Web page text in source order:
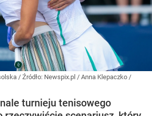
/ Źródło: Newspix.pl / Anna Klepaczko /
turnieju tenisowego